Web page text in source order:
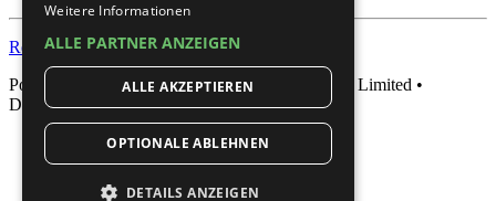
Registrieren
Powered by
phpBB ® Forum Software © phpBB Limited •
Deutsche Übersetzung durchphpBB.de
Weitere Informationen
ALLE PARTNER ANZEIGEN
ALLE AKZEPTIEREN
OPTIONALE ABLEHNEN
DETAILS ANZEIGEN